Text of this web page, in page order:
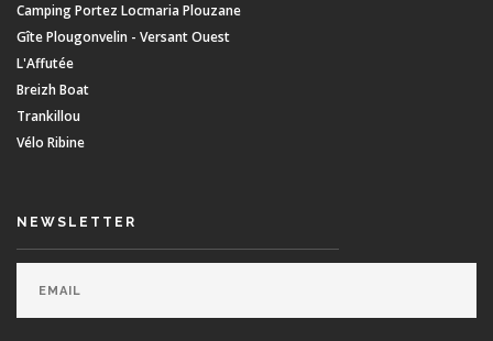
Camping Portez Locmaria Plouzane
Gîte Plougonvelin - Versant Ouest
L'Affutée
Breizh Boat
Trankillou
Vélo Ribine
NEWSLETTER